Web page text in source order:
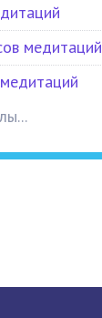
медитаций